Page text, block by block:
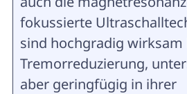
fokussierte
sind hochgradig wirksam
Tremorreduzierung,
aber geringfügig in ihrer